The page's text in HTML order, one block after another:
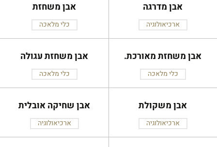
אבן מדרגה
ארכיאולוגיה
אבן משחזת
כלי מלאכה
אבן משחזת מאורכת.
כלי מלאכה
אבן משחזת עגולה
כלי מלאכה
אבן משקולת
ארכיאולוגיה
אבן שחיקה אובלית
ארכיאולוגיה